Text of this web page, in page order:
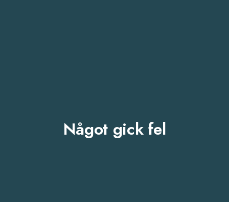
Något gick fel